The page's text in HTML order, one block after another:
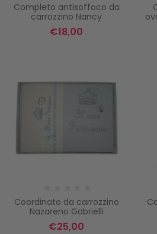
Completo antisoffoco da
carrozzino Nancy
€18,00
Coordinato da carrozzino
Nazareno Gabrielli
€25,00